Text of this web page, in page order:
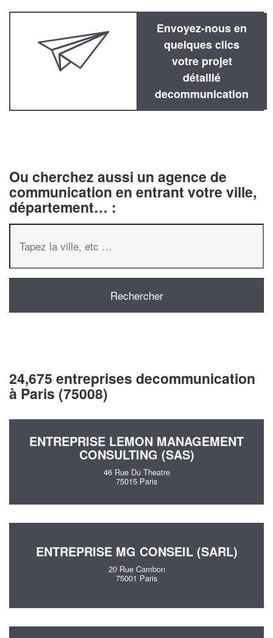
Envoyez-nous en
quelques clics
votre projet
détaillé
decommunication
Ou cherchez aussi un agence de
communication en entrant votre ville,
département… :
24,675 entreprises decommunication
à Paris (75008)
ENTREPRISE LEMON MANAGEMENT
CONSULTING (SAS)
46 Rue Du Theatre
75015 Paris
ENTREPRISE MG CONSEIL (SARL)
20 Rue Cambon
75001 Paris